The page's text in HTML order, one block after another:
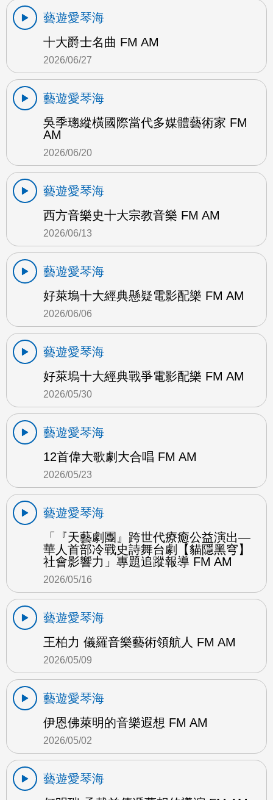
藝遊愛琴海
十大爵士名曲 FM AM
2026/06/27
藝遊愛琴海
吳季璁縱橫國際當代多媒體藝術家 FM
AM
2026/06/20
藝遊愛琴海
西方音樂史十大宗教音樂 FM AM
2026/06/13
藝遊愛琴海
好萊塢十大經典懸疑電影配樂 FM AM
2026/06/06
藝遊愛琴海
好萊塢十大經典戰爭電影配樂 FM AM
2026/05/30
藝遊愛琴海
12首偉大歌劇大合唱 FM AM
2026/05/23
藝遊愛琴海
「『天藝劇團』跨世代療癒公益演出—
華人首部冷戰史詩舞台劇【貓隱黑穹】
社會影響力」專題追蹤報導 FM AM
2026/05/16
藝遊愛琴海
王柏力 儀羅音樂藝術領航人 FM AM
2026/05/09
藝遊愛琴海
伊恩佛萊明的音樂遐想 FM AM
2026/05/02
藝遊愛琴海